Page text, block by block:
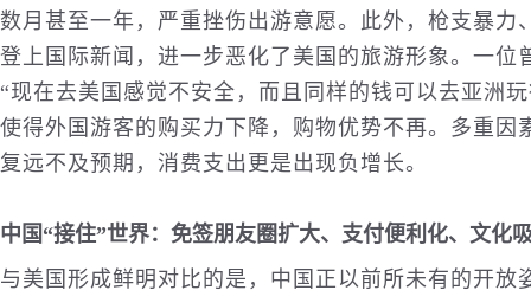
数月甚至一年，严重挫伤出游意愿。此外，枪支暴
登上国际新闻 ，进一步恶化了美国的旅游形象。一位
“现在去美国感觉不安全，而且同样的钱可以去亚洲
使得外国游客的购买力下降，购物优势不再。多重因
复远不及预期，消费支出更是出现负增长。
中国“接住”世界：免签朋友圈扩大、支付便利化、 文化
与美国形成鲜明对比的是，中国正以前所未有的开放